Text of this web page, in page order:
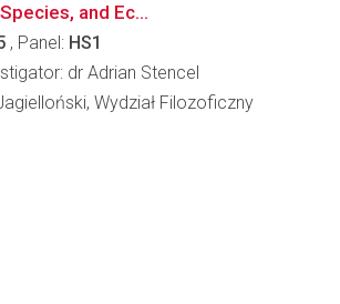
and Ec...
, Panel: HS1
dr Adrian Stencel
Wydział Filozoficzny